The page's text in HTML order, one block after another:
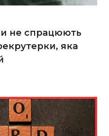
не спрацюють
яка